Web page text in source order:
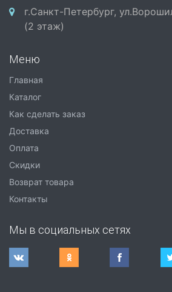
г.Санкт-Петербург,
(2 этаж)
Меню
Главная
Каталог
Как сделать заказ
Доставка
Оплата
Скидки
Возврат товара
Контакты
Мы в социальных сетях